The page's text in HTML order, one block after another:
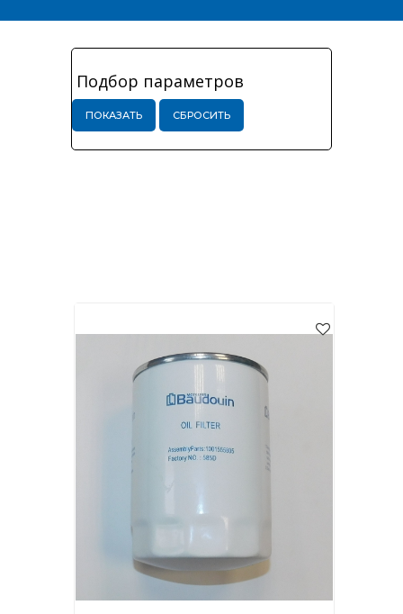
Подбор параметров